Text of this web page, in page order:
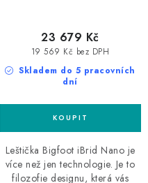
Skladem do 5 pracovních
dní
19 569 Kč bez DPH
23 679 Kč
Leštička Bigfoot iBrid Nano je
více než jen technologie. Je to
filozofie designu, která vás